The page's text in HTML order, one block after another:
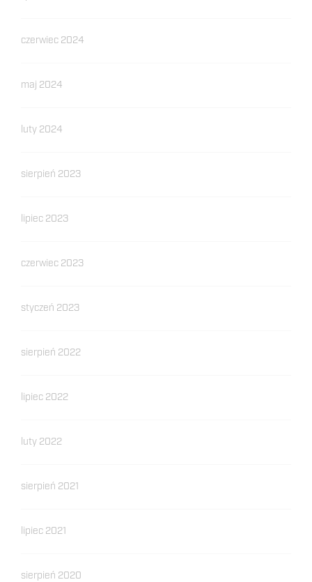
czerwiec 2024
maj 2024
luty 2024
sierpień 2023
lipiec 2023
czerwiec 2023
styczeń 2023
sierpień 2022
lipiec 2022
luty 2022
sierpień 2021
lipiec 2021
sierpień 2020